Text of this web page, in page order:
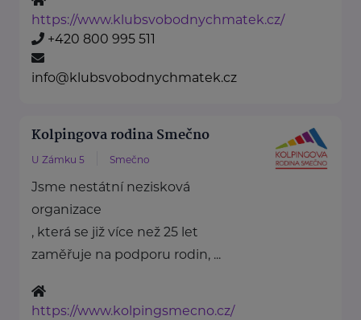
https://www.klubsvobodnychmatek.cz/
+420 800 995 511
info@klubsvobodnychmatek.cz
Kolpingova rodina Smečno
U Zámku 5 Smečno
Jsme nestátní nezisková
organizace
, která se již více než 25 let
zaměřuje na podporu rodin, ...
https://www.kolpingsmecno.cz/